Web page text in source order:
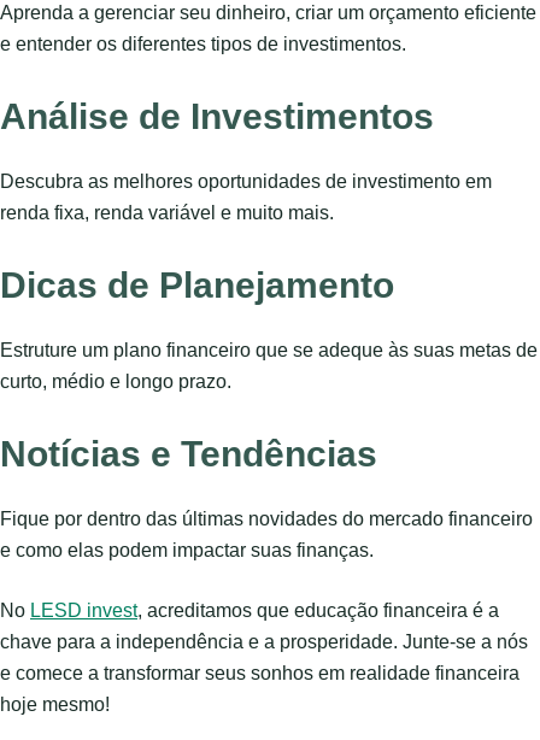
Aprenda a gerenciar seu dinheiro, criar um orçamento eficiente
e entender os diferentes tipos de investimentos.
Análise de Investimentos
Descubra as melhores oportunidades de investimento em
renda fixa, renda variável e muito mais.
Dicas de Planejamento
Estruture um plano financeiro que se adeque às suas metas de
curto, médio e longo prazo.
Notícias e Tendências
Fique por dentro das últimas novidades do mercado financeiro
e como elas podem impactar suas finanças.
No LESD invest, acreditamos que educação financeira é a
chave para a independência e a prosperidade. Junte-se a nós
e comece a transformar seus sonhos em realidade financeira
hoje mesmo!